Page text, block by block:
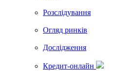
Розслідування
Огляд ринків
Дослідження
Кредит-онлайн